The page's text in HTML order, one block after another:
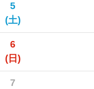
5
(土)
6
(日)
7